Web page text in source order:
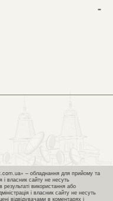
– обладнання для прийому та
і власник сайту не несуть
результаті використання або
і власник сайту не несуть
відвідувачами в коментарях і